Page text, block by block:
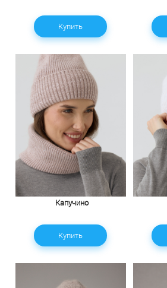
Купить
Капучино
Купить